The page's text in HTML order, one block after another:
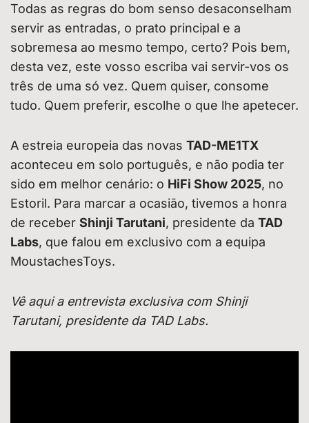
Todas as regras do bom senso desaconselham
servir as entradas, o prato principal e a
sobremesa ao mesmo tempo, certo? Pois bem,
desta vez, este vosso escriba vai servir-vos os
três de uma só vez. Quem quiser, consome
tudo. Quem preferir, escolhe o que lhe apetecer.
A estreia europeia das novas TAD-ME1TX
aconteceu em solo português, e não podia ter
sido em melhor cenário: o HiFi Show 2025, no
Estoril. Para marcar a ocasião, tivemos a honra
de receber Shinji Tarutani, presidente da TAD
Labs, que falou em exclusivo com a equipa
MoustachesToys.
Vê aqui a entrevista exclusiva com Shinji
Tarutani, presidente da TAD Labs.